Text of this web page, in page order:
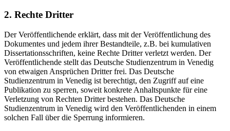
2. Rechte Dritter
Der Veröffentlichende erklärt, dass mit der Veröffentlichung des
Dokumentes und jedem ihrer Bestandteile, z.B. bei kumulativen
Dissertationsschriften, keine Rechte Dritter verletzt werden. Der
Veröffentlichende stellt das Deutsche Studienzentrum in Venedig
von etwaigen Ansprüchen Dritter frei. Das Deutsche
Studienzentrum in Venedig ist berechtigt, den Zugriff auf eine
Publikation zu sperren, soweit konkrete Anhaltspunkte für eine
Verletzung von Rechten Dritter bestehen. Das Deutsche
Studienzentrum in Venedig wird den Veröffentlichenden in einem
solchen Fall über die Sperrung informieren.